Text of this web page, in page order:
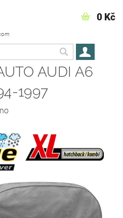
0 Kč
AUDI A6
1997